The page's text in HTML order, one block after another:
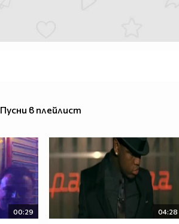
Пусни в плейлист
00:29 04:28